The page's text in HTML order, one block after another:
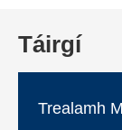
Táirgí
Trealamh